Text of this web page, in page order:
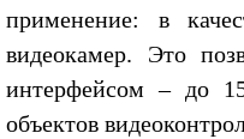
применение: в
видеокамер. Это
интерфейсом – до
объектов